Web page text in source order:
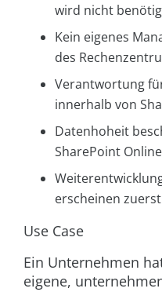
wird nicht
Kein eigenes
des
Verantwortung
innerhalb von
Datenhoheit
SharePoint Online
erscheinen
Use Case
Ein Unternehmen
eigene,